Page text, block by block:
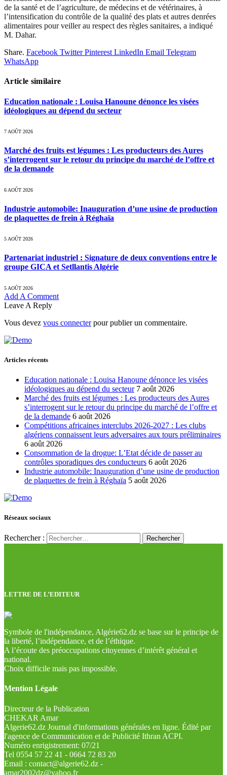
de la santé et de l’agriculture, de médecins et de vétérinaires, à
l’intensification du contrôle de la qualité des plats et autres denrées
alimentaires pour veiller au respect des règles sanitaires, a indiqué
M. Dahar.
Share. Facebook Twitter Pinterest LinkedIn Email Telegram
WhatsApp
Article similaire
Education nationale : Louisa Hanoune dénonce les visées
idéologiques au dépend du secteur
7 AOÛT 2026
Marché des fruits est légumes : Les producteurs des Aures
s’interrogent sur le retour du principe du marché de l’offre et
de la demande
6 AOÛT 2026
Industrie automobile: Inauguration d’une usine de production
de plaquettes de frein à Réghaïa
5 AOÛT 2026
Partenariat industriel : Signature de deux conventions entre le
groupe GICA et Setllantis Algérie
5 AOÛT 2026
Add A Comment
Leave A Reply
Vous devez vous connecterpour publier un commentaire.
Articles récents
Education nationale : Louisa Hanoune dénonce les visées
idéologiques au dépend du secteur 7 août 2026
Marché des fruits est légumes : Les producteurs des Aures
s’interrogent sur le retour du principe du marché de l’offre et
de la demande 6 août 2026
Compétitions africaines interclubs 2026-2027 : Les clubs
algériens connaissent leurs adversaires aux tours préliminaires
6 août 2026
Consommation de la drogue: L’Etat décide de passer au
contrôles sporadiques des conducteurs 6 août 2026
Industrie automobile: Inauguration d’une usine de production
de plaquettes de frein à Réghaïa 5 août 2026
Réseaux sociaux
Rechercher :
LETTRE DE L’EDITEUR
Symbole de l'indépendance, Algérie62.dz se base sur le principe de
la liberté, l’indépendance, et de l’éthique.
A l’écoute des préoccupations citoyennes d’intérêt général et
national.
Choix difficile mais pas impossible.
Mention Légale
Directeur de la Publication
CHEKAR Amar
Algerie62.dz Journal d'informations générales en ligne. Édité par
l'agence de Communication et de Publicité Ithran ACPI.
Numéro enrigistrement: 07/21
Tel 0554 57 22 41 - 0664 72 83 20
Email : contact@algerie62.dz -
amar2002dz@yahoo.fr